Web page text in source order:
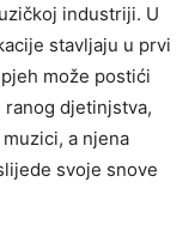
industriji. U
stavljaju u prvi
može postići
ranog djetinjstva,
a njena
svoje snove